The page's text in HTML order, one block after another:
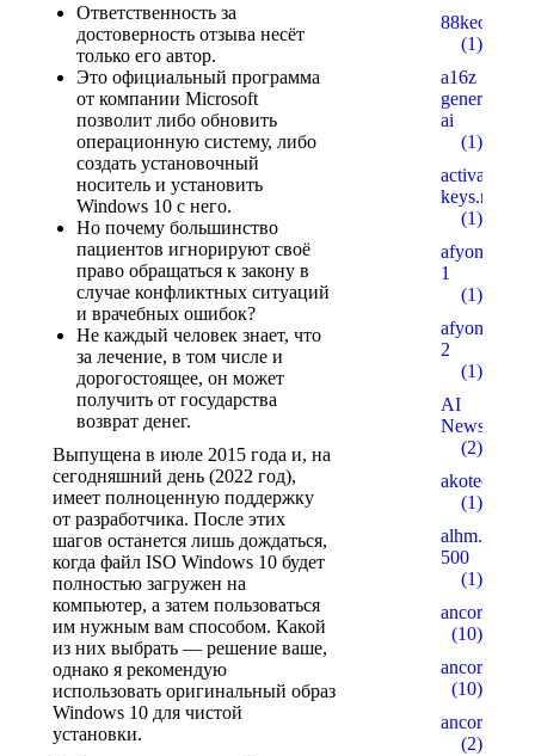
Ответственность за
достоверность отзыва несёт
только его автор.
Это официальный программа
от компании Microsoft
позволит либо обновить
операционную систему, либо
создать установочный
носитель и установить
Windows 10 с него.
Но почему большинство
пациентов игнорируют своё
право обращаться к закону в
случае конфликтных ситуаций
и врачебных ошибок?
Не каждый человек знает, что
за лечение, в том числе и
дорогостоящее, он может
получить от государства
возврат денег.
Выпущена в июле 2015 года и, на
сегодняшний день (2022 год),
имеет полноценную поддержку
от разработчика. После этих
шагов останется лишь дождаться,
когда файл ISO Windows 10 будет
полностью загружен на
компьютер, а затем пользоваться
им нужным вам способом. Какой
из них выбрать — решение ваше,
однако я рекомендую
использовать оригинальный образ
Windows 10 для чистой
установки.
88keo.com
(1)
a16z
generative
ai
(1)
activation-
keys.ru
(1)
1
(1)
2
(1)
AI
News
(2)
akotech.ru
(1)
alhm.ru
500
(1)
ancor10
(10)
ancor100
(10)
ancor15
(2)